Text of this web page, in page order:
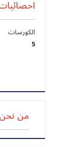
الكورسات
5
من نحن